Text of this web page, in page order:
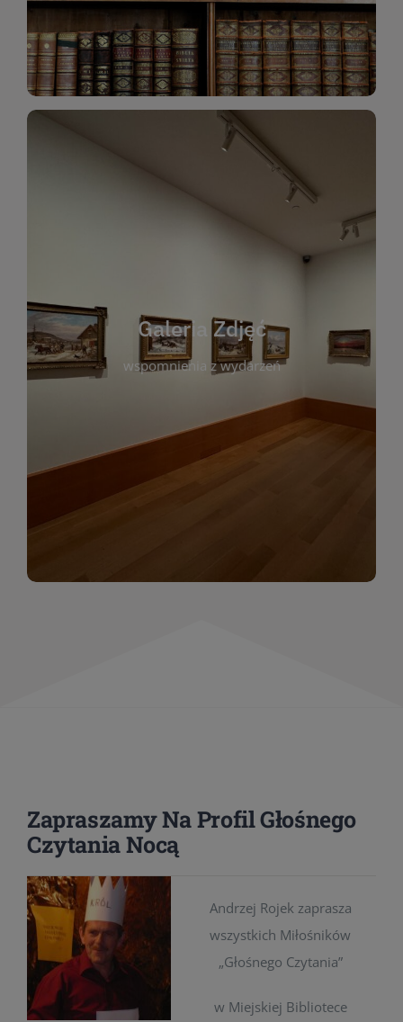
Katalog Zbiorów
Galeria Zdjęć
wspomnienia z wydarzeń
Galeria Zdjęć
wspomnienia z wydarzeń, spotkań i projektów
którym można zobaczyć, jak żyje nasza biblioteka
i jej społeczność. Zdjęcia dokumentują zarówno
uroczyste chwile, jak i codzienne aktywności
czytelników. Regularnie dodajemy nowe galerie,
by każdy mógł powrócić do wyjątkowych
momentów. Zapraszamy do obejrzenia,
wspominania i inspirowania się!
Zapraszamy Na Profil Głośnego
Czytania Nocą
Andrzej Rojek zaprasza
wszystkich Miłośników
„Głośnego Czytania”
w Miejskiej Bibliotece